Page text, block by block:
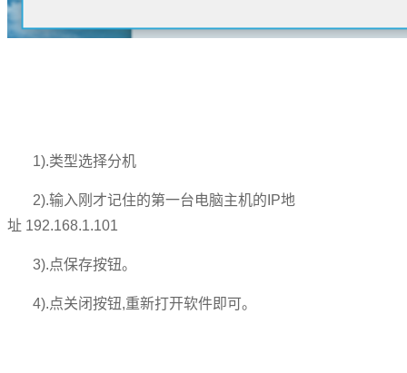
1).类型选择分机
2).输入刚才记住的第一台电脑主机的 IP地
址 192.168.1.101
3).点保存按钮。
4).点关闭按钮,重新打开软件即可。